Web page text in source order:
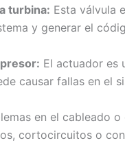
turbina: Esta válvula
y generar el
El actuador es
causar fallas en el
en el cableado
cortocircuitos o